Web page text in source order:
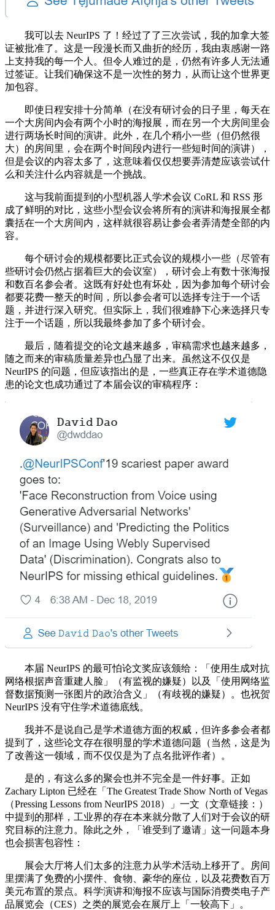
我可以去 NeurIPS 了！经过了了三次尝试，我的加拿大签
证被批准了。这是一段漫长而又曲折的经历，我由衷感谢一路
上支持我的每一个人。但令人难过的是，仍然有许多人无法通
过签证。让我们确保这不是一次性的努力，从而让这个世界更
加包容。
即使日程安排十分简单（在没有研讨会的日子里，每天在
一个大房间内会有两个小时的海报展，而在另一个大房间里会
进行两场长时间的演讲。此外，在几个稍小一些（但仍然很
大）的房间里，会在两个时间段内进行一些短时间的演讲），
但是会议的内容太多了，这意味着仅仅想要弄清楚应该尝试什
么和关注什么内容就是一个挑战。
这与我前面提到的小型机器人学术会议 CoRL 和 RSS 形
成了鲜明的对比，这些小型会议会将所有的演讲和海报展全都
囊括在一个大房间内，这样就很容易让参会者弄清楚全部的内
容。
每个研讨会的规模都要比正式会议的规模小一些（尽管有
些研讨会仍然占据着巨大的会议室），研讨会上有数十张海报
和数百名参会者。这既有好处也有坏处，因为参加每个研讨会
都要花费一整天的时间，所以参会者可以选择专注于一个话
题，并进行深入研究。但实际上，我们很难静下心来选择只专
注于一个话题，所以我最终参加了多个研讨会。
最后，随着提交的论文越来越多，审稿需求也越来越多，
随之而来的审稿质量差异也凸显了出来。虽然这不仅仅是
NeurIPS 的问题，但应该指出的是，一些真正存在学术道德隐
患的论文也成功通过了本届会议的审稿程序：
本届 NeurIPS 的最可怕论文奖应该颁给：「使用生成对抗
网络根据声音重建人脸」（有监视的嫌疑）以及「使用网络监
督数据预测一张图片的政治含义」（有歧视的嫌疑）。也祝贺
NeurIPS 没有守住学术道德底线。
我并不是说自己是学术道德方面的权威，但许多参会者都
提到了，这些论文存在很明显的学术道德问题（当然，这是为
了改善这一领域，而不仅仅是为了点名批评作者）。
是的，有这么多的聚会也并不完全是一件好事。正如
Zachary Lipton 已经在「The Greatest Trade Show North of Vegas
（Pressing Lessons from NeurIPS 2018）」一文（文章链接：）
中提到的那样，工业界的存在本来就分散了人们对于会议的研
究目标的注意力。除此之外，「谁受到了邀请」这一问题本身
也会损害包容性：
展会大厅将人们太多的注意力从学术活动上移开了。房间
里摆满了免费的小摆件、食物、豪华的座位，以及花费数百万
美元布置的景点。科学演讲和海报不应该与国际消费类电子产
品展览会（CES）之类的展览会在展厅上「一较高下」。